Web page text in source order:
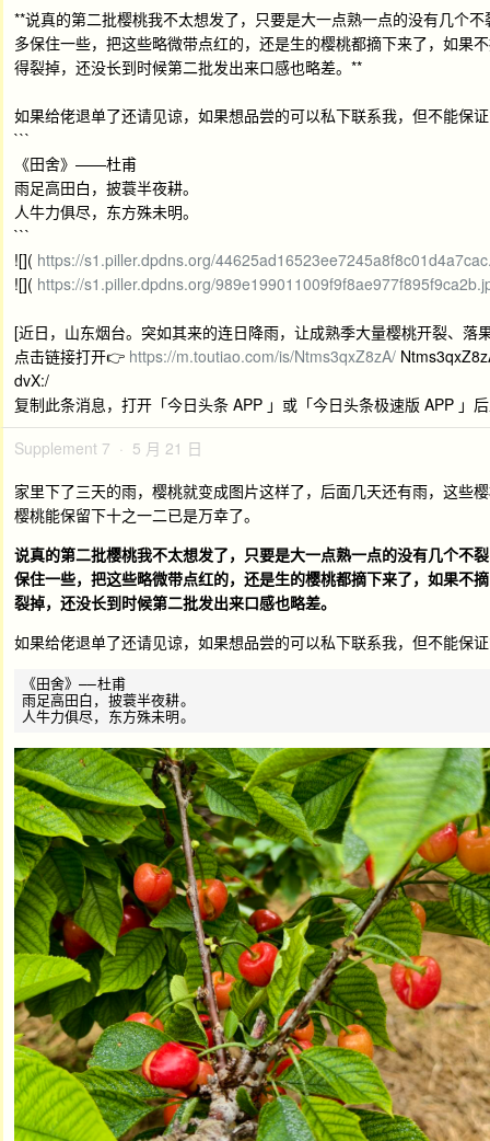
**说真的第二批樱桃我不太想发了，只要是大一点熟一点的没有几个
多保住一些，把这些略微带点红的，还是生的樱桃都摘下来了，如果
得裂掉，还没长到时候第二批发出来口感也略差。**
如果给佬退单了还请见谅，如果想品尝的可以私下联系我，但不能保
```
《田舍》——杜甫
雨足高田白，披蓑半夜耕。
人牛力俱尽，东方殊未明。
```
![]( https://s1.piller.dpdns.org/
![]( https://s1.piller.dpdns.org/
[近日，山东烟台。突如其来的连日降雨，让成熟季大量樱桃开裂、落
点击链接打开👉 https://m.toutiao.com/is/Ntms3qxZ8zA/
dvX:/
复制此条消息，打开「今日头条 APP 」或「今日头条极速版 APP 」
Supplement 7 · 5 月 21 日
家里下了三天的雨，樱桃就变成图片这样了，后面几天还有雨，这些
樱桃能保留下十之一二已是万幸了。
说真的第二批樱桃我不太想发了，只要是大一点熟一点的没有几个不
保住一些，把这些略微带点红的，还是生的樱桃都摘下来了，如果不
裂掉，还没长到时候第二批发出来口感也略差。
如果给佬退单了还请见谅，如果想品尝的可以私下联系我，但不能保
《田舍》——杜甫
雨足高田白，披蓑半夜耕。